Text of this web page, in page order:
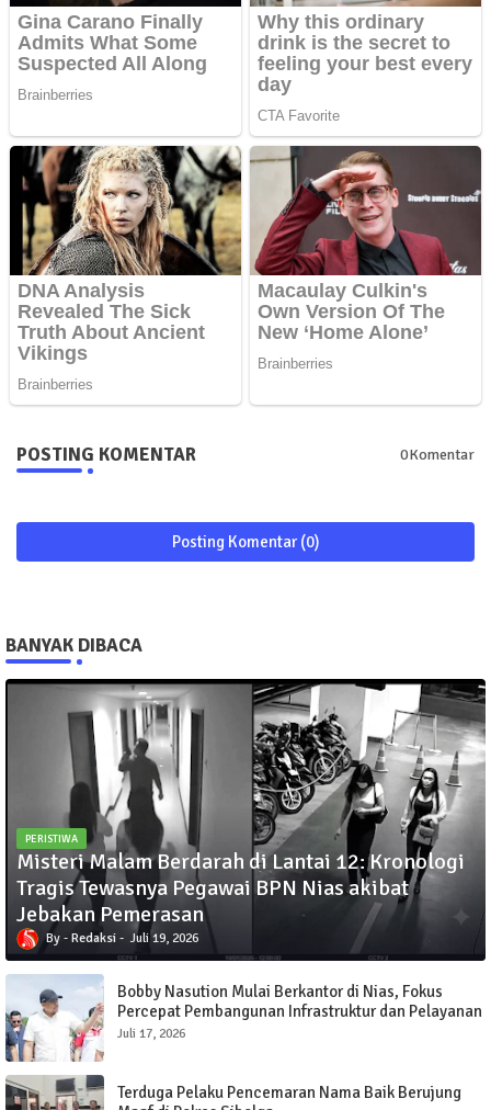
POSTING KOMENTAR 0Komentar
Posting Komentar (0)
BANYAK DIBACA
PERISTIWA
Misteri Malam Berdarah di Lantai 12: Kronologi
Tragis Tewasnya Pegawai BPN Nias akibat
Jebakan Pemerasan
Redaksi Juli 19, 2026
Bobby Nasution Mulai Berkantor di Nias, Fokus
Percepat Pembangunan Infrastruktur dan Pelayanan
Publik
Juli 17, 2026
Terduga Pelaku Pencemaran Nama Baik Berujung